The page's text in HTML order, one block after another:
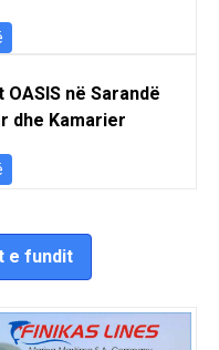
në Sarandë
dhe Kamarier
e fundit